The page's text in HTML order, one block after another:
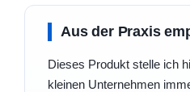
Aus der Praxis
Dieses Produkt stelle ich
kleinen Unternehmen